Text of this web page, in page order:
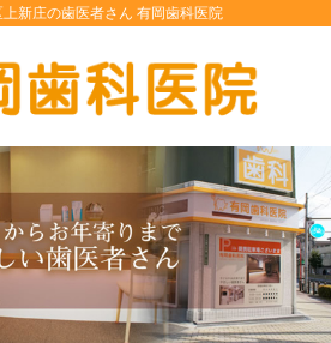
新庄の歯医者さん 有岡歯科医院